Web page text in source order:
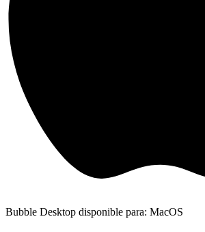
Bubble Desktop disponible para: MacOS